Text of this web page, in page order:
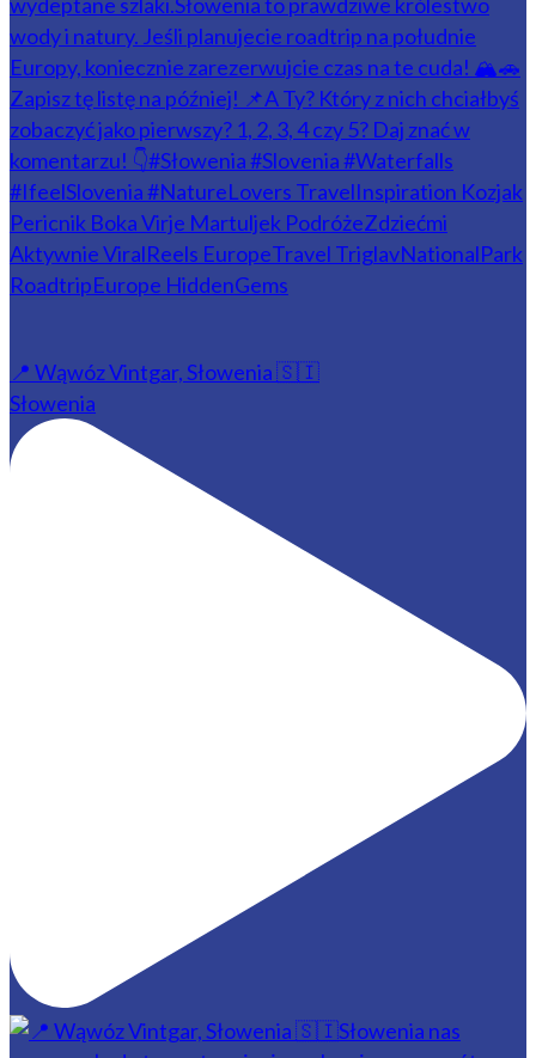
📍 Wąwóz Vintgar, Słowenia 🇸🇮
Słowenia